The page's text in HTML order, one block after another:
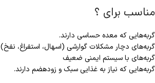
مناسب برای ؟
گربه‌هایی که معده حساسی دارند.
گربه‌های دچار مشکلات گوارشی (اسهال، استفراغ، نفخ)
گربه‌های با سیستم ایمنی ضعیف
گربه‌هایی که نیاز به غذایی سبک و زود‌هضم دارند.